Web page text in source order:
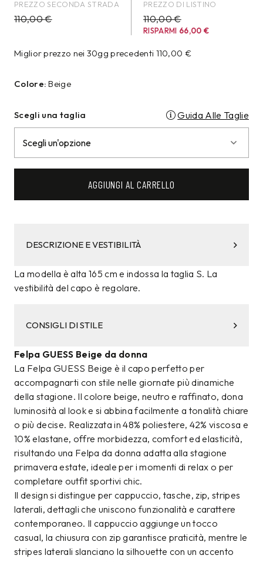
PREZZO SECONDA STRADA
110,00€
PREZZO DI LISTINO
110,00 €
RISPARMI 66,00€
Miglior prezzo nei 30gg precedenti 110,00 €
Colore: Beige
Scegli una taglia Guida Alle Taglie
AGGIUNGI AL CARRELLO
DESCRIZIONE E VESTIBILITÀ
La modella è alta 165 cm e indossa la taglia S. La
vestibilità del capo è regolare.
CONSIGLI DI STILE
Felpa GUESS Beige da donna
La Felpa GUESS Beige è il capo perfetto per
accompagnarti con stile nelle giornate più dinamiche
della stagione. Il colore beige, neutro e raffinato, dona
luminosità al look e si abbina facilmente a tonalità chiare
o più decise. Realizzata in 48% poliestere, 42% viscosa e
10% elastane, offre morbidezza, comfort ed elasticità,
risultando una Felpa da donna adatta alla stagione
primavera estate, ideale per i momenti di relax o per
completare outfit sportivi chic.
Il design si distingue per cappuccio, tasche, zip, stripes
laterali, dettagli che uniscono funzionalità e carattere
contemporaneo. Il cappuccio aggiunge un tocco
casual, la chiusura con zip garantisce praticità, mentre le
stripes laterali slanciano la silhouette con un accento